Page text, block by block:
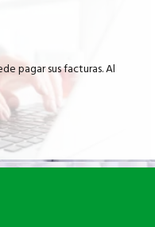
pagar sus facturas. Al